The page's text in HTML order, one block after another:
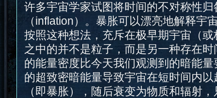
许多宇宙学家试图将时间的不对称性
（inflation）。暴胀可以漂亮地解释宇
按照这种想法，充斥在极早期宇宙（
之中的并不是粒子，而是另一种存在
的能量密度比今天我们观测到的暗能
的超致密暗能量导致宇宙在短时间内
（即暴胀），随后衰变为物质和辐射